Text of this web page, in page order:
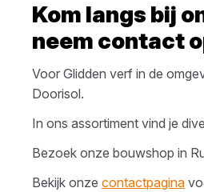
Kom langs bij
neem contact
Voor Glidden verf in de
Doorisol.
In ons assortiment vind je
Bezoek onze bouwshop in
Bekijk onze contactpagina